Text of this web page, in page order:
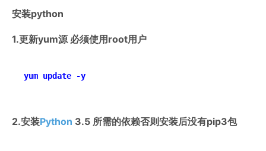
安装python
1.更新yum源 必须使用root用户
yum update -y
2.安装Python 3.5 所需的依赖否则安装后没有pip3包